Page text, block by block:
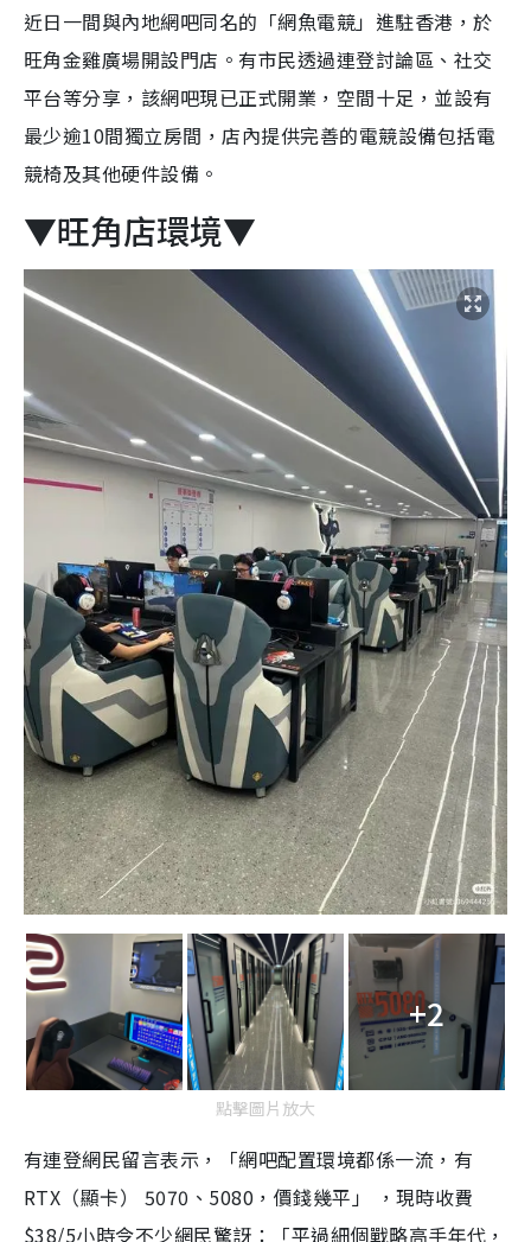
近日一間與內地網吧同名的「網魚電競」進駐香港，於
旺角金雞廣場開設門店。有市民透過連登討論區、社交
平台等分享，該網吧現已正式開業，空間十足，並設有
最少逾10間獨立房間，店內提供完善的電競設備包括電
競椅及其他硬件設備。
▼旺角店環境▼
+2
點擊圖片放大
有連登網民留言表示，「網吧配置環境都係一流，有
RTX（顯卡） 5070、5080，價錢幾平」 ，現時收費
$38/5小時令不少網民驚訝：「平過細個戰略高手年代，